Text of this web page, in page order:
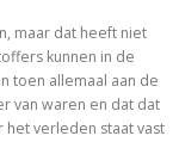
maar dat heeft niet
kunnen in de
toen allemaal aan de
van waren en dat dat
het verleden staat vast